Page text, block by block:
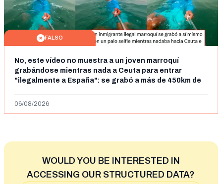
FALSO
No, este vídeo no muestra a un joven marroquí
grabándose mientras nada a Ceuta para entrar
"ilegalmente a España": se grabó a más de 450km de
06/08/2026
WOULD YOU BE INTERESTED IN
ACCESSING OUR STRUCTURED DATA?